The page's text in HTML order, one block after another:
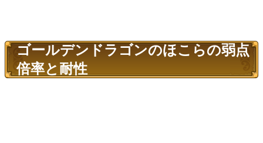
ゴールデンドラゴンのほこらの弱点
倍率と耐性